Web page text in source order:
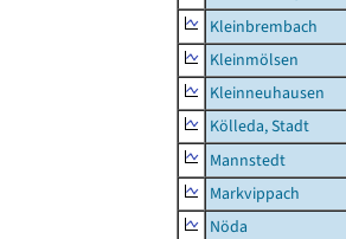
Kleinbrembach
Kleinmölsen
Kleinneuhausen
Kölleda, Stadt
Mannstedt
Markvippach
Nöda